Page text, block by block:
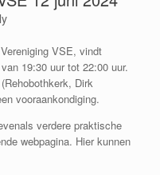
VSE, vindt
19:30 uur tot 22:00 uur.
Dirk
vooraankondiging.
verdere praktische
webpagina. Hier kunnen